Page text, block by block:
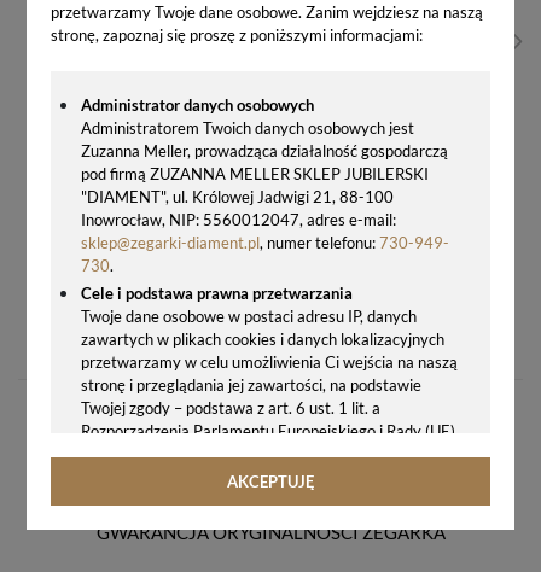
przetwarzamy Twoje dane osobowe. Zanim wejdziesz na naszą
stronę, zapoznaj się proszę z poniższymi informacjami:
Administrator danych osobowych
Administratorem Twoich danych osobowych jest
Zuzanna Meller, prowadząca działalność gospodarczą
pod firmą ZUZANNA MELLER SKLEP JUBILERSKI
"DIAMENT", ul. Królowej Jadwigi 21, 88-100
Inowrocław, NIP: 5560012047, adres e-mail:
sklep@zegarki-diament.pl, numer telefonu:730-949-
730.
Cele i podstawa prawna przetwarzania
Twoje dane osobowe w postaci adresu IP, danych
zawartych w plikach cookies i danych lokalizacyjnych
przetwarzamy w celu umożliwienia Ci wejścia na naszą
stronę i przeglądania jej zawartości, na podstawie
Twojej zgody – podstawa z art. 6 ust. 1 lit. a
Rozporządzenia Parlamentu Europejskiego i Rady (UE)
2016/679 z 27.04.2016 r. w sprawie ochrony osób
fizycznych w związku z przetwarzaniem danych
rozporządzenie o ochronie danych, tj. RODO).
AKCEPTUJĘ
680,00 zł
GWARANCJA ORYGINALNOŚCI ZEGARKA